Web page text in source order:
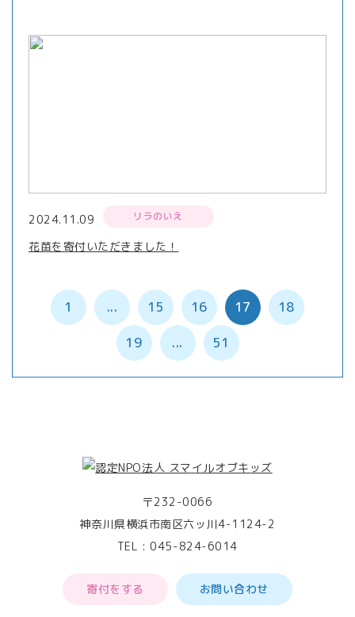
2024.11.09 リラのいえ
花苗を寄付いただきました！
1 ... 15 16 17 18
19 ... 51
〒232-0066
神奈川県横浜市南区六ッ川4-1124-2
TEL :045-824-6014
寄付をする お問い合わせ